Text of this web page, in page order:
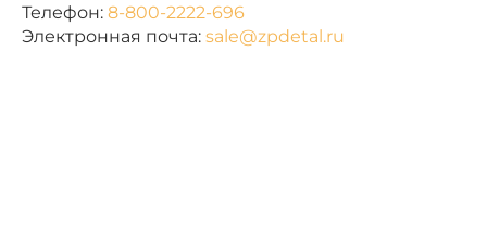
Телефон: 8-800-2222-696
Электронная почта: sale@zpdetal.ru